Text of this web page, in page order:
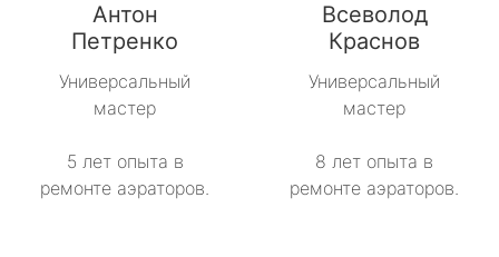
Антон
Петренко
Универсальный
мастер
5 лет опыта в
ремонте аэраторов.
Всеволод
Краснов
Универсальный
мастер
8 лет опыта в
ремонте аэраторов.